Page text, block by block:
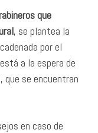
que
, se plantea la
por el
a la espera de
que se encuentran
en caso de